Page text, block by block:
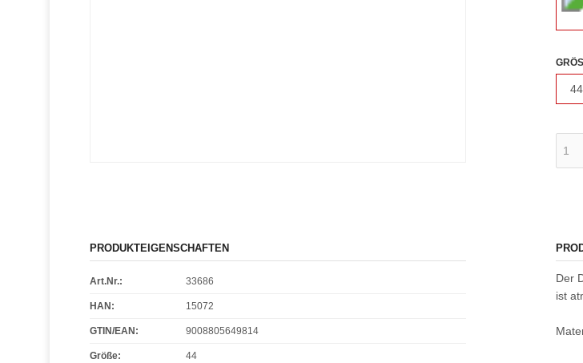
44
PRODUKTEIGENSCHAFTEN
Art.Nr.: 33686
HAN: 15072
GTIN/EAN: 9008805649814
Größe: 44
Der
ist